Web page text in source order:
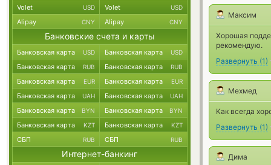
Максим
Хорошая
рекомендую.
Развернуть (1)
Мехмед
Как всегда
Развернуть (1)
Дима
Volet USD Volet USD
Alipay CNY Alipay CNY
Банковские счета и карты
Банковская карта USD Банковская карта USD
Банковская карта RUB Банковская карта RUB
Банковская карта EUR Банковская карта EUR
Банковская карта UAH Банковская карта UAH
Банковская карта BYN Банковская карта BYN
Банковская карта KZT Банковская карта KZT
СБП RUB СБП RUB
Интернет-банкинг